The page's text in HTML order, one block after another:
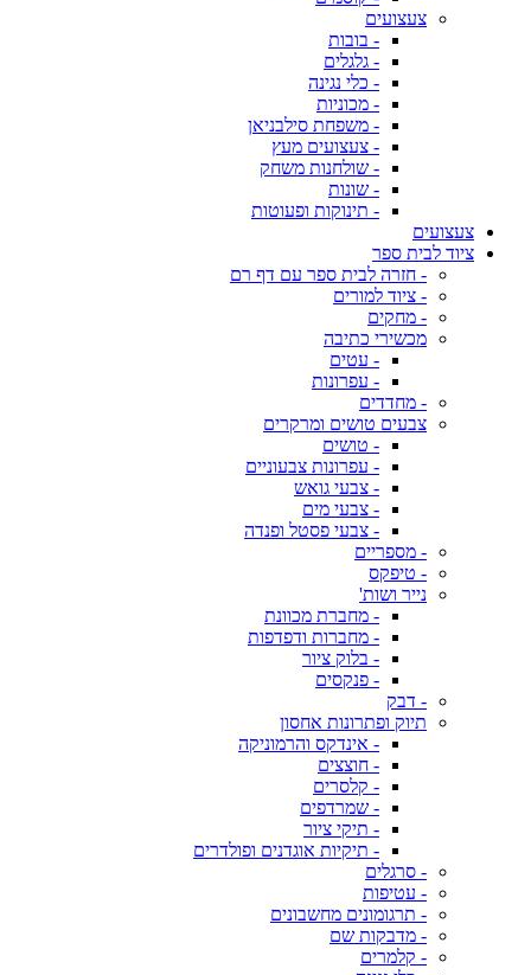
צעצועים
- בובות
- גלגלים
- כלי נגינה
- מכוניות
- משפחת סילבניאן
- צעצועים מעץ
- שולחנות משחק
- שונות
- תינוקות ופעוטות
צעצועים
ציוד לבית ספר
- חזרה לבית ספר עם דף רם
- ציוד למורים
- מחקים
מכשירי כתיבה
- עטים
- עפרונות
- מחדדים
צבעים טושים ומרקרים
- טושים
- עפרונות צבעוניים
- צבעי גואש
- צבעי מים
- צבעי פסטל ופנדה
- מספריים
- טיפקס
נייר ושות'
- מחברת מכוונת
- מחברות ודפדפות
- בלוק ציור
- פנקסים
- דבק
תיוק ופתרונות אחסון
- אינדקס והרמוניקה
- חוצצים
- קלסרים
- שמרדפים
- תיקי ציור
- תיקיות אוגדנים ופולדרים
- סרגלים
- עטיפות
- תרגומונים מחשבונים
- מדבקות שם
- קלמרים